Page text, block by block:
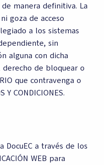
manera definitiva. La
goza de acceso
a los sistemas
sin
alguna con dicha
derecho de bloquear o
que contravenga o
CONDICIONES.
DocuEC a través de los
WEB para